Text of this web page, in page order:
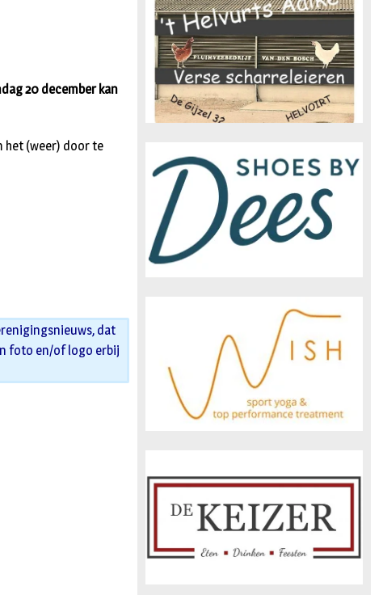
20 december kan
het (weer) door te
dat
foto en/of logo erbij
n